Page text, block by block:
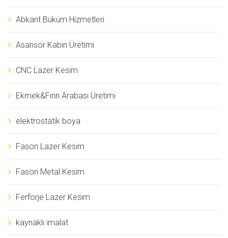
Abkant Büküm Hizmetleri
Asansör Kabin Üretimi
CNC Lazer Kesim
Ekmek&Fırın Arabası Üretimi
elektrostatik boya
Fason Lazer Kesim
Fason Metal Kesim
Ferforje Lazer Kesim
kaynaklı imalat